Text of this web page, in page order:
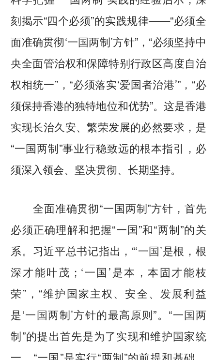
刻揭示“四个必须”的实践规律——“必须全
面准确贯彻‘一国两制’方针”，“必须坚持中
央全面管治权和保障特别行政区高度自治
权相统一”，“必须落实‘爱国者治港’”，“必
须保持香港的独特地位和优势”。这是香港
实现长治久安、繁荣发展的必然要求，是
“一国两制”事业行稳致远的根本指引，必
须深入领会、坚决贯彻、长期坚持。
全面准确贯彻“一国两制”方针，首先
必须正确理解和把握“一国”和“两制”的关
系。习近平总书记指出，“‘一国’是根，根
深才能叶茂；‘一国’是本，本固才能枝
荣”，“维护国家主权、安全、发展利益
是‘一国两制’方针的最高原则”。“一国两
制”的提出首先是为了实现和维护国家统
一，“一国”是实行“两制”的前提和基础，